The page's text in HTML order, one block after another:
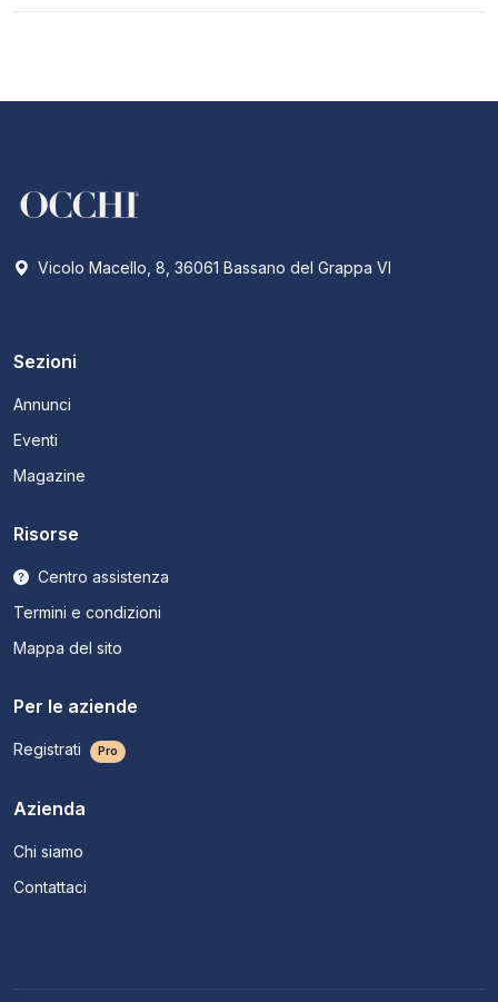
Vicolo Macello, 8, 36061 Bassano del Grappa VI
Sezioni
Annunci
Eventi
Magazine
Risorse
Centro assistenza
Termini e condizioni
Mappa del sito
Per le aziende
Registrati Pro
Azienda
Chi siamo
Contattaci